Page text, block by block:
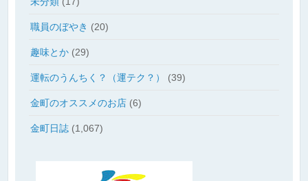
職員のぼやき (20)
趣味とか (29)
運転のうんちく？（運テク？） (39)
金町のオススメのお店 (6)
金町日誌 (1,067)